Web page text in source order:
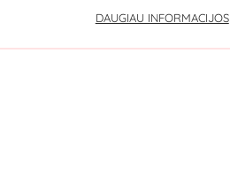
DAUGIAU INFORMACIJOS